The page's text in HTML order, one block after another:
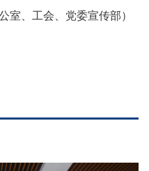
室、工会、党委宣传部）